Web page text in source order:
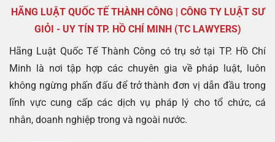
HÃNG LUẬT QUỐC TẾ THÀNH CÔNG | CÔNG TY LUẬT SƯ
GIỎI - UY TÍN TP. HỒ CHÍ MINH (TC LAWYERS)
Hãng Luật Quốc Tế Thành Công có trụ sở tại TP. Hồ Chí
Minh là nơi tập hợp các chuyên gia về pháp luật, luôn
không ngừng phấn đấu để trở thành đơn vị dẫn đầu trong
lĩnh vực cung cấp các dịch vụ pháp lý cho tổ chức, cá
nhân, doanh nghiệp trong và ngoài nước.